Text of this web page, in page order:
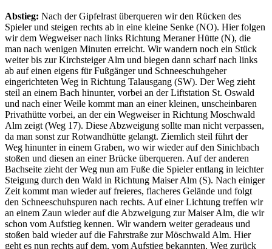
Abstieg: Nach der Gipfelrast überqueren wir den Rücken des
Spieler und steigen rechts ab in eine kleine Senke (NO). Hier folgen
wir dem Wegweiser nach links Richtung Meraner Hütte (N), die
man nach wenigen Minuten erreicht. Wir wandern noch ein Stück
weiter bis zur Kirchsteiger Alm und biegen dann scharf nach links
ab auf einen eigens für Fußgänger und Schneeschuhgeher
eingerichteten Weg in Richtung Talausgang (SW). Der Weg zieht
steil an einem Bach hinunter, vorbei an der Liftstation St. Oswald
und nach einer Weile kommt man an einer kleinen, unscheinbaren
Privathütte vorbei, an der ein Wegweiser in Richtung Moschwald
Alm zeigt (Weg 17). Diese Abzweigung sollte man nicht verpassen,
da man sonst zur Rotwandhütte gelangt. Ziemlich steil führt der
Weg hinunter in einem Graben, wo wir wieder auf den Sinichbach
stoßen und diesen an einer Brücke überqueren. Auf der anderen
Bachseite zieht der Weg nun am Fuße die Spieler entlang in leichter
Steigung durch den Wald in Richtung Maiser Alm (S). Nach einiger
Zeit kommt man wieder auf freieres, flacheres Gelände und folgt
den Schneeschuhspuren nach rechts. Auf einer Lichtung treffen wir
an einem Zaun wieder auf die Abzweigung zur Maiser Alm, die wir
schon vom Aufstieg kennen. Wir wandern weiter geradeaus und
stoßen bald wieder auf die Fahrstraße zur Möschwald Alm. Hier
geht es nun rechts auf dem, vom Aufstieg bekannten, Weg zurück